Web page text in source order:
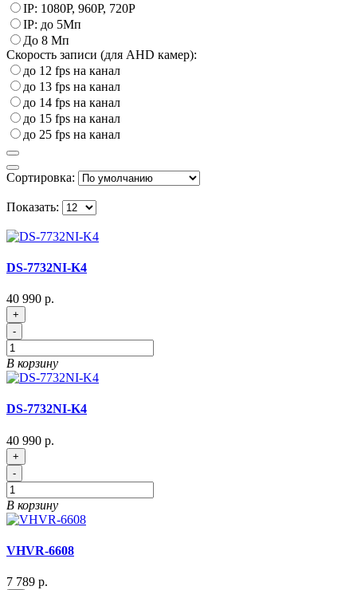
IP: 1080P, 960P, 720P
IP: до 5Мп
До 8 Мп
Скорость записи (для AHD камер):
до 12 fps на канал
до 13 fps на канал
до 14 fps на канал
до 15 fps на канал
до 25 fps на канал
Сортировка:
Показать:
DS-7732NI-K4
40 990 р.
+
-
В корзину
DS-7732NI-K4
40 990 р.
+
-
В корзину
VHVR-6608
7 789 р.